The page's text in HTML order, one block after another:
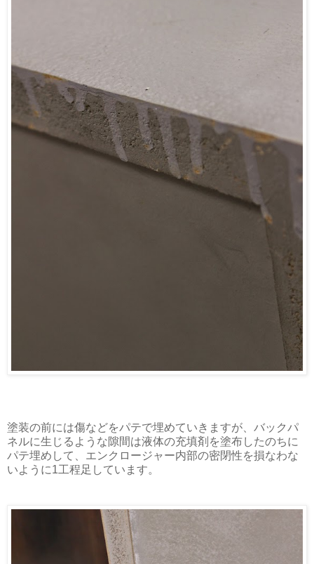
塗装の前には傷などをパテで埋めていきますが、バックパ
ネルに生じるような隙間は液体の充填剤を塗布したのちに
パテ埋めして、エンクロージャー内部の密閉性を損なわな
いように1工程足しています。